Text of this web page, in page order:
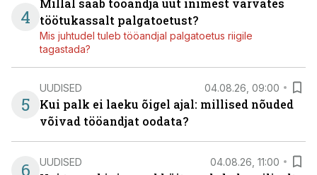
4
Millal saab tööandja uut inimest värvates
töötukassalt palgatoetust?
Mis juhtudel tuleb tööandjal palgatoetus riigile
tagastada?
5
UUDISED 04.08.26, 09:00
Kui palk ei laeku õigel ajal: millised nõuded
võivad tööandjat oodata?
6 UUDISED 04.08.26, 11:00